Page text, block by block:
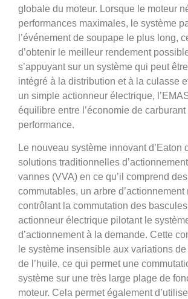
globale du moteur. Lorsque le moteur
performances maximales, le système
l’événement de soupape le plus long,
d’obtenir le meilleur rendement
s’appuyant sur un système qui peut
intégré à la distribution et à la culasse
un simple actionneur électrique,
équilibre entre l’économie de carburant
performance.
Le nouveau système innovant d’Eaton
solutions traditionnelles
vannes (VVA) en ce qu’il comprend
commutables, un arbre d’actionnement
contrôlant la commutation des
actionneur électrique pilotant le
d’actionnement à la demande. Cette
le système insensible aux variations
de l’huile, ce qui permet une
système sur une très large plage de
moteur. Cela permet également